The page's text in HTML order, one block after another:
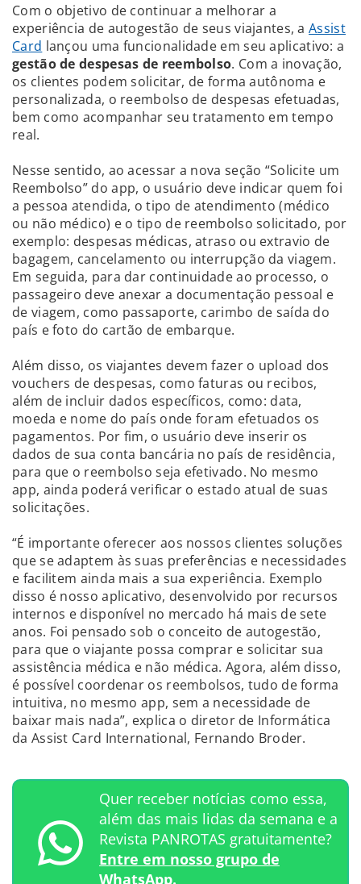
Com o objetivo de continuar a melhorar a
experiência de autogestão de seus viajantes, aAssist
Card lançou uma funcionalidade em seu aplicativo: a
gestão de despesas de reembolso. Com a inovação,
os clientes podem solicitar, de forma autônoma e
personalizada, o reembolso de despesas efetuadas,
bem como acompanhar seu tratamento em tempo
real.
Nesse sentido, ao acessar a nova seção “Solicite um
Reembolso” do app, o usuário deve indicar quem foi
a pessoa atendida, o tipo de atendimento (médico
ou não médico) e o tipo de reembolso solicitado, por
exemplo: despesas médicas, atraso ou extravio de
bagagem, cancelamento ou interrupção da viagem.
Em seguida, para dar continuidade ao processo, o
passageiro deve anexar a documentação pessoal e
de viagem, como passaporte, carimbo de saída do
país e foto do cartão de embarque.
Além disso, os viajantes devem fazer o upload dos
vouchers de despesas, como faturas ou recibos,
além de incluir dados específicos, como: data,
moeda e nome do país onde foram efetuados os
pagamentos. Por fim, o usuário deve inserir os
dados de sua conta bancária no país de residência,
para que o reembolso seja efetivado. No mesmo
app, ainda poderá verificar o estado atual de suas
solicitações.
“É importante oferecer aos nossos clientes soluções
que se adaptem às suas preferências e necessidades
e facilitem ainda mais a sua experiência. Exemplo
disso é nosso aplicativo, desenvolvido por recursos
internos e disponível no mercado há mais de sete
anos. Foi pensado sob o conceito de autogestão,
para que o viajante possa comprar e solicitar sua
assistência médica e não médica. Agora, além disso,
é possível coordenar os reembolsos, tudo de forma
intuitiva, no mesmo app, sem a necessidade de
baixar mais nada”, explica o diretor de Informática
da Assist Card International, Fernando Broder.
Quer receber notícias como essa,
além das mais lidas da semana e a
Revista PANROTAS gratuitamente?
Entre em nosso grupo de
WhatsApp.